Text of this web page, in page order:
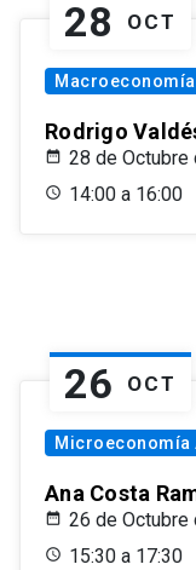
28 OCT
Macroeconomía
Rodrigo
28 de Octubre
14:00 a 16:00
26 OCT
Microeconomía
Ana Costa
26 de Octubre
15:30 a 17:30